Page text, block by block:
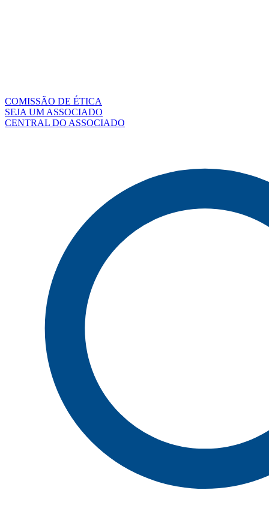
COMISSÃO DE ÉTICA
SEJA UM ASSOCIADO
CENTRAL DO ASSOCIADO